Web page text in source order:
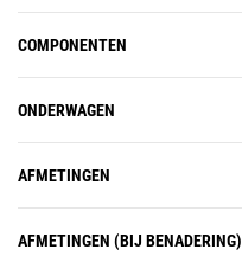
COMPONENTEN
ONDERWAGEN
AFMETINGEN
AFMETINGEN (BIJ BENADERING)